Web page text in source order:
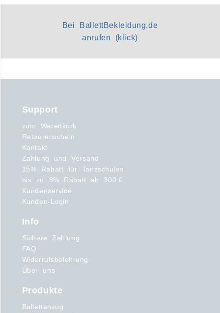
Bei BallettBekleidung.de
anrufen (klick)
Support
zum Warenkorb
Retourenschein
Kontakt
Zahlung und Versand
15% Rabatt für Tanzschulen
bis zu 8% Rabatt ab 300 €
Kundenservice
Kunden-Login
Info
Sichere Zahlung
FAQ
Widerrufsbelehrung
Über uns
Produkte
Ballettanzug